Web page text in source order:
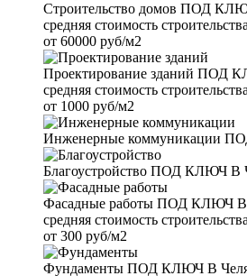
Строительство домов ПОД
средняя стоимость строительства
от 60000 руб/м2
Проектирование зданий ПОД
средняя стоимость строительства
от 1000 руб/м2
Инженерные коммуникации
Благоустройство ПОД КЛЮЧ В
Фасадные работы ПОД КЛЮЧ В
средняя стоимость строительства
от 300 руб/м2
Фундаменты ПОД КЛЮЧ В